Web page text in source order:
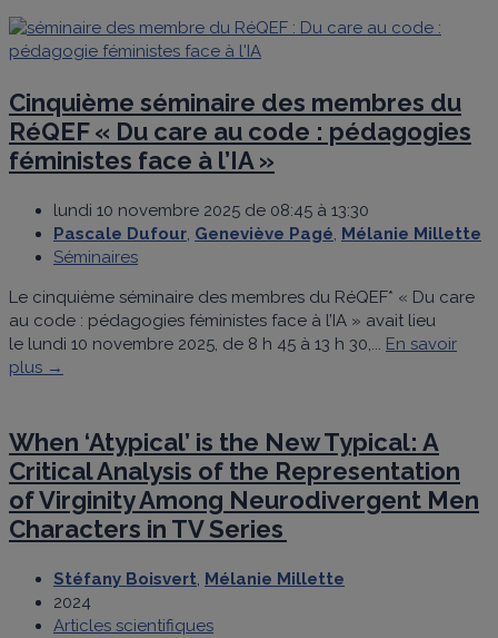
Cinquième séminaire des membres du
RéQEF « Du care au code : pédagogies
féministes face à l’IA »
lundi 10 novembre 2025 de 08:45 à 13:30
Pascale Dufour, Geneviève Pagé, Mélanie Millette
Séminaires
Le cinquième séminaire des membres du RéQEF* « Du care
au code : pédagogies féministes face à l’IA » avait lieu
le lundi 10 novembre 2025, de 8 h 45 à 13 h 30,... En savoir
plus →
When ‘Atypical’ is the New Typical: A
Critical Analysis of the Representation
of Virginity Among Neurodivergent Men
Characters in TV Series
Stéfany Boisvert, Mélanie Millette
2024
Articles scientifiques